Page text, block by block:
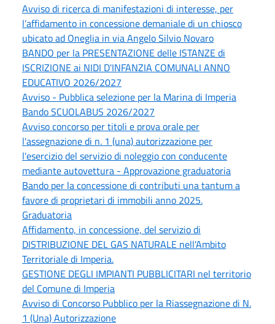
Avviso di ricerca di manifestazioni di interesse, per
l’affidamento in concessione demaniale di un chiosco
ubicato ad Oneglia in via Angelo Silvio Novaro
BANDO per la PRESENTAZIONE delle ISTANZE di
ISCRIZIONE ai NIDI D'INFANZIA COMUNALI ANNO
EDUCATIVO 2026/2027
Avviso - Pubblica selezione per la Marina di Imperia
Bando SCUOLABUS 2026/2027
Avviso concorso per titoli e prova orale per
l'assegnazione di n. 1 (una) autorizzazione per
l'esercizio del servizio di noleggio con conducente
mediante autovettura - Approvazione graduatoria
Bando per la concessione di contributi una tantum a
favore di proprietari di immobili anno 2025.
Graduatoria
Affidamento, in concessione, del servizio di
DISTRIBUZIONE DEL GAS NATURALE nell'Ambito
Territoriale di Imperia.
GESTIONE DEGLI IMPIANTI PUBBLICITARI nel territorio
del Comune di Imperia
Avviso di Concorso Pubblico per la Riassegnazione di N.
1 (Una) Autorizzazione